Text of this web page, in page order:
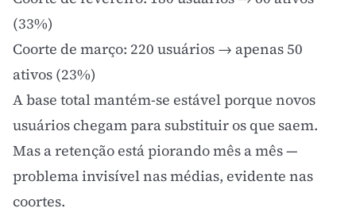
(33%)
Coorte de março: 220 usuários → apenas 50
ativos (23%)
A base total mantém-se estável porque novos
usuários chegam para substituir os que saem.
Mas a retenção está piorando mês a mês —
problema invisível nas médias, evidente nas
coortes.